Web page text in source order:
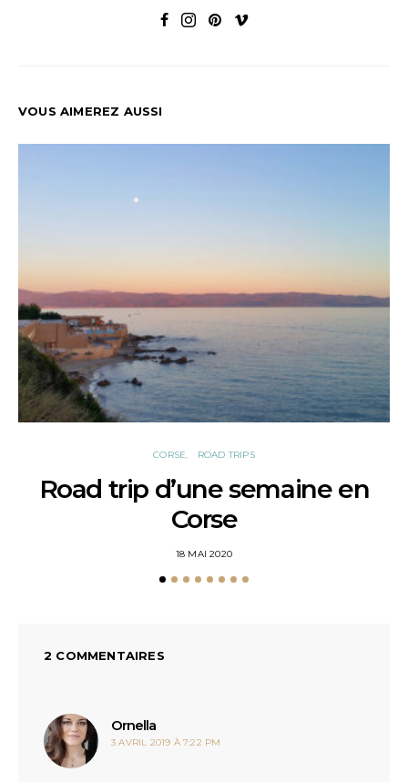
VOUS AIMEREZ AUSSI
CORSE ROAD TRIPS
Road trip d’une semaine en
Corse
POSTED
18 MAI 2020
2 COMMENTAIRES
Ornella
3 AVRIL 2019 À 7:22 PM